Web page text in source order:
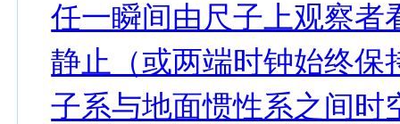
任一瞬间由尺子上观察者
静止（或两端时钟始终保
子系与地面惯性系之间时